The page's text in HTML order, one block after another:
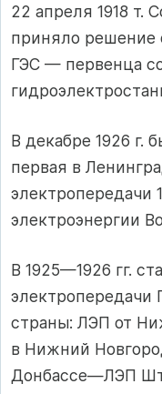
22 апреля 1918 т.
приняло решение
ГЭС — первенца
В декабре 1926 г.
первая в
электропередачи
электроэнергии
В 1925—1926 гг.
электропередачи
страны: ЛЭП от
в Нижний
Донбассе—ЛЭП